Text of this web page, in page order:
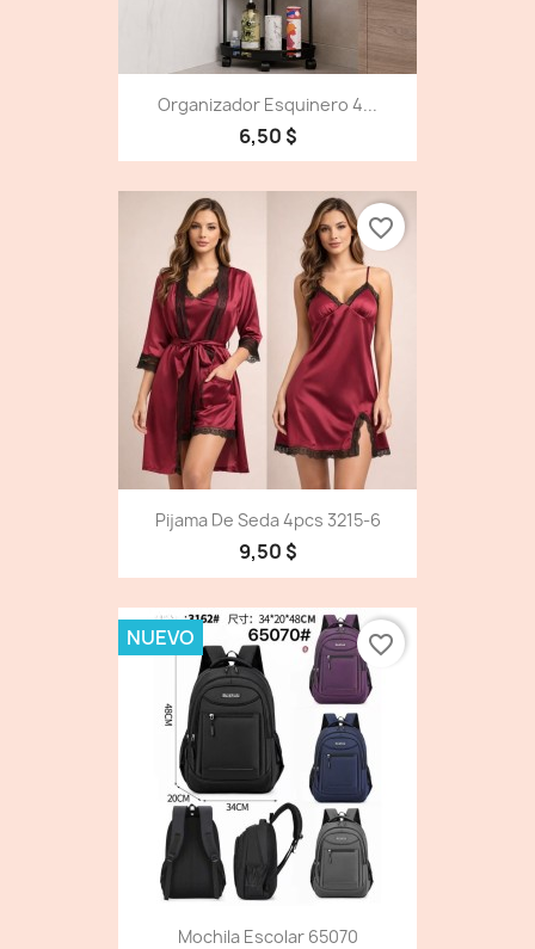
Organizador Esquinero 4...
6,50 $
Pijama De Seda 4pcs 3215-6
9,50 $
favorite_border
Mochila Escolar 65070
NUEVO favorite_border